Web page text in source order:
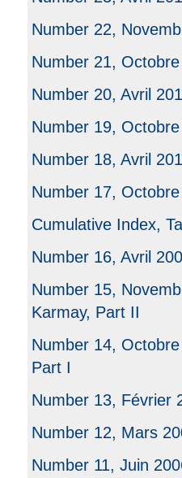
Number 22,
Number 21, Octobre
Number 20, Avril
Number 19,
Number 18, Avril
Number 17,
Cumulative Index,
Number 16, Avril
Number 15,
Karmay, Part II
Number 14,
Part I
Number 13, Février
Number 12, Mars
Number 11, Juin